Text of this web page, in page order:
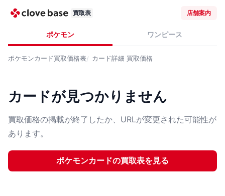
買取表 店舗案内
ポケモン ワンピース
ポケモンカード買取価格表 カード詳細 買取価格
カードが見つかりません
買取価格の掲載が終了したか、URLが変更された可能性が
あります。
ポケモンカードの買取表を見る